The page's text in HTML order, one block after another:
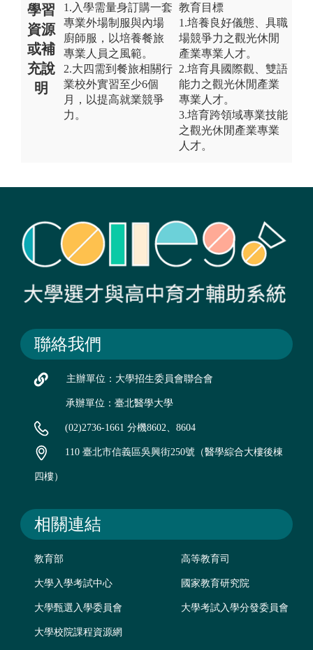
學習
資源
或補
充說
明
1.入學需量身訂購一套
專業外場制服與內場
廚師服，以培養餐旅
專業人員之風範。
2.大四需到餐旅相關行
業校外實習至少6個
月，以提高就業競爭
力。
教育目標
1.培養良好儀態、具職
場競爭力之觀光休閒
產業專業人才。
2.培育具國際觀、雙語
能力之觀光休閒產業
專業人才。
3.培育跨領域專業技能
之觀光休閒產業專業
人才。
聯絡我們
主辦單位：大學招生委員會聯合會
承辦單位：臺北醫學大學
(02)2736-1661 分機8602、8604
110 臺北市信義區吳興街250號（醫學綜合大樓後棟
四樓）
相關連結
教育部 高等教育司
大學入學考試中心 國家教育研究院
大學甄選入學委員會 大學考試入學分發委員會
大學校院課程資源網